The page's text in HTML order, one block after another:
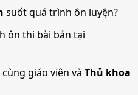
suốt quá trình ôn luyện?
ôn thi bài bản tại
giáo viên và Thủ khoa